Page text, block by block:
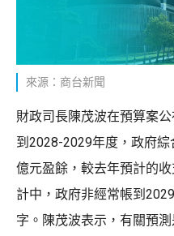
來源：商台新聞
財政司長陳茂波在預算案
到2028-2029年度，政府
億元盈餘，較去年預計的
計中，政府非經常帳到
字。陳茂波表示，有關預